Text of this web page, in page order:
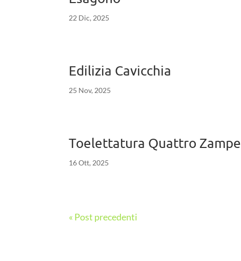
22 Dic, 2025
Edilizia Cavicchia
25 Nov, 2025
Toelettatura Quattro Zampe
16 Ott, 2025
« Post precedenti